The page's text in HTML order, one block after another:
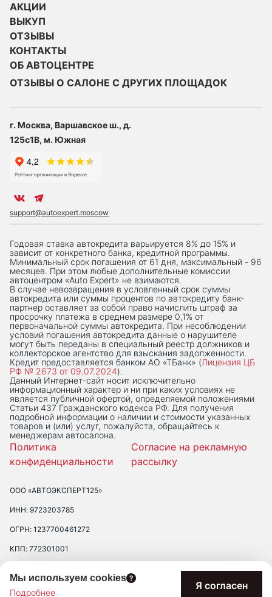
Мы используем cookies
Подробнее
Я согласен
АКЦИИ
ВЫКУП
ОТЗЫВЫ
КОНТАКТЫ
ОБ АВТОЦЕНТРЕ
ОТЗЫВЫ О САЛОНЕ С ДРУГИХ ПЛОЩАДОК
г. Москва, Варшавское ш., д.
125с1В, м. Южная
support@autoexpert.moscow
Годовая ставка автокредита варьируется 8% до 15% и
зависит от конкретного банка, кредитной программы.
Минимальный срок погашения от 61 дня, максимальный - 96
месяцев. При этом любые дополнительные комиссии
автоцентром «Auto Expert» не взимаются.
В случае невозвращения в условленный срок суммы
автокредита или суммы процентов по автокредиту банк-
партнер оставляет за собой право начислить штраф за
просрочку платежа в среднем размере 0,1% от
первоначальной суммы автокредита. При несоблюдении
условий погашения автокредита данные о нарушителе
могут быть переданы в специальный реестр должников и
коллекторское агентство для взыскания задолженности.
Кредит предоставляется банком АО «ТБанк» (Лицензия ЦБ
РФ № 2673 от 09.07.2024).
Данный Интернет-сaйт носит исключительно
информационный характер и ни при каких условиях не
является публичной офертой, определяемой положениями
Статьи 437 Гражданского кодекса РФ. Для получения
подробной информации о наличии и стоимости указанных
товаров и (или) услуг, пожалуйста, обращайтесь к
менеджерам автосалона.
Политика
конфиденциальности
Согласие на рекламную
рассылку
ООО «АВТОЭКСПЕРТ125»
ИНН: 9723203785
ОГРН: 1237700461272
КПП: 772301001
47, ПОМ. 2/Н